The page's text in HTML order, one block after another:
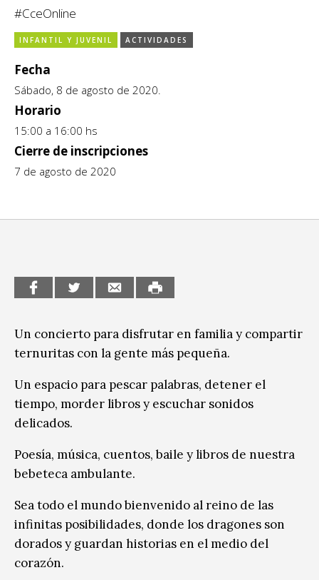
CCE en el interior/libros
Espacio itinerante de lectura infantil
Género y Diversidad
Infantil y Juvenil
Letras
Música
#CceOnline
INFANTIL Y JUVENIL ACTIVIDADES
Fecha
Sábado, 8 de agosto de 2020.
Horario
15:00 a 16:00 hs
Cierre de inscripciones
7 de agosto de 2020
Un concierto para disfrutar en familia y compartir
ternuritas con la gente más pequeña.
Un espacio para pescar palabras, detener el
tiempo, morder libros y escuchar sonidos
delicados.
Poesía, música, cuentos, baile y libros de nuestra
bebeteca ambulante.
Sea todo el mundo bienvenido al reino de las
infinitas posibilidades, donde los dragones son
dorados y guardan historias en el medio del
corazón.